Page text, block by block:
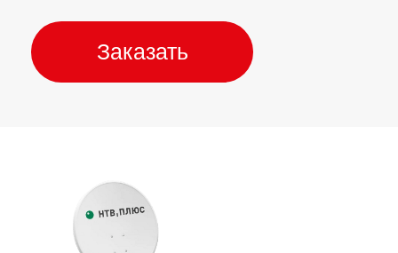
Заказать